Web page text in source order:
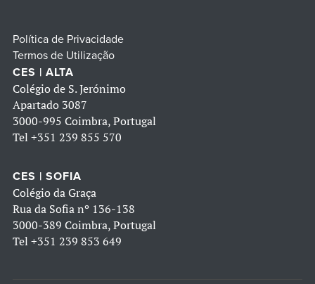
Política de Privacidade
Termos de Utilização
CES | ALTA
Colégio de S. Jerónimo
Apartado 3087
3000-995 Coimbra, Portugal
Tel +351 239 855 570
CES | SOFIA
Colégio da Graça
Rua da Sofia nº 136-138
3000-389 Coimbra, Portugal
Tel +351 239 853 649